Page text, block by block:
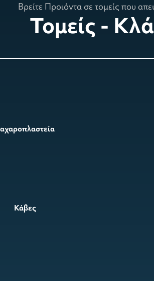
Βρείτε Προιόντα σε τομείς που
Τομείς -
Κάβες